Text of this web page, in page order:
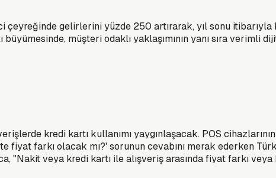
gelirlerini yüzde 250 artırarak, yıl sonu
müşteri odaklı yaklaşımının yanı sıra
kredi kartı kullanımı yaygınlaşacak. POS cihazlarının
fiyat farkı olacak mı?' sorunun cevabını merak ederken
"Nakit veya kredi kartı ile alışveriş arasında fiyat farkı